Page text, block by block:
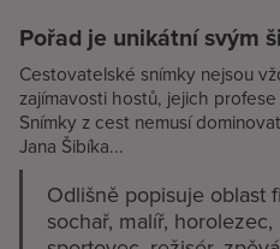
Pořad je unikátní svým
Cestovatelské snímky nejsou
zajímavosti hostů, jejich profese
Snímky z cest nemusí
Jana Šibíka...
Odlišně popisuje oblast
sochař, malíř,